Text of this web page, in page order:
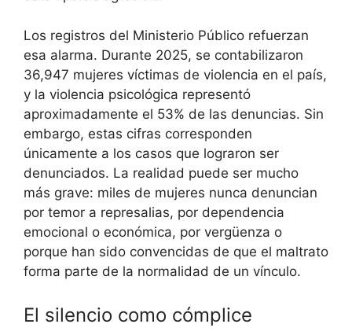
Los registros del Ministerio Público refuerzan
esa alarma. Durante 2025, se contabilizaron
36,947 mujeres víctimas de violencia en el país,
y la violencia psicológica representó
aproximadamente el 53% de las denuncias. Sin
embargo, estas cifras corresponden
únicamente a los casos que lograron ser
denunciados. La realidad puede ser mucho
más grave: miles de mujeres nunca denuncian
por temor a represalias, por dependencia
emocional o económica, por vergüenza o
porque han sido convencidas de que el maltrato
forma parte de la normalidad de un vínculo.
El silencio como cómplice